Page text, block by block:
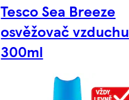
Tesco Sea Breeze
osvěžovač vzduchu
300ml